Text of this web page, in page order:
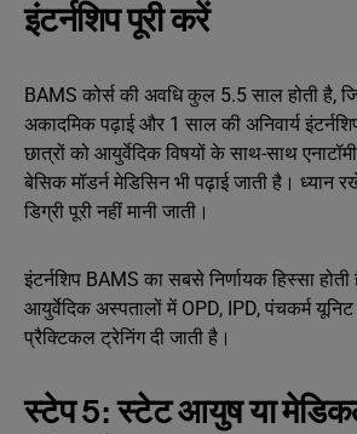
इंटर्नशिप पूरी करें
BAMS कोर्स की अवधि कुल 5.5 साल होती है,
अकादमिक पढ़ाई और 1 साल की अनिवार्य
छात्रों को आयुर्वेदिक विषयों के साथ-साथ
बेसिक मॉडर्न मेडिसिन भी पढ़ाई जाती है। ध्यान
डिग्री पूरी नहीं मानी जाती।
इंटर्नशिप BAMS का सबसे निर्णायक हिस्सा
आयुर्वेदिक अस्पतालों में OPD, IPD, पंचकर्म
प्रैक्टिकल ट्रेनिंग दी जाती है।
स्टेप 5: स्टेट आयुष या